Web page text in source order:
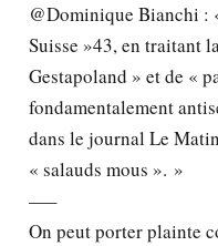
@Dominique Bianchi :
Suisse »43, en traitant
Gestapoland » et de «
fondamentalement
dans le journal Le
« salauds mous ». »
—–
On peut porter plainte